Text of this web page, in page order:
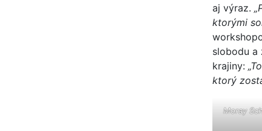
aj výraz.
ktorými
slobodu a
krajiny:
ktorý
Moray